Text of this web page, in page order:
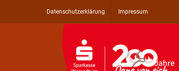
Datenschutzerklärung Impressum